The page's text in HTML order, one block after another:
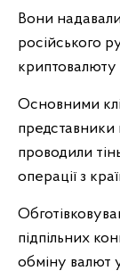
Вони
російського
криптовалюту
Основними
представники
проводили
операції з
підпільних
обміну валют